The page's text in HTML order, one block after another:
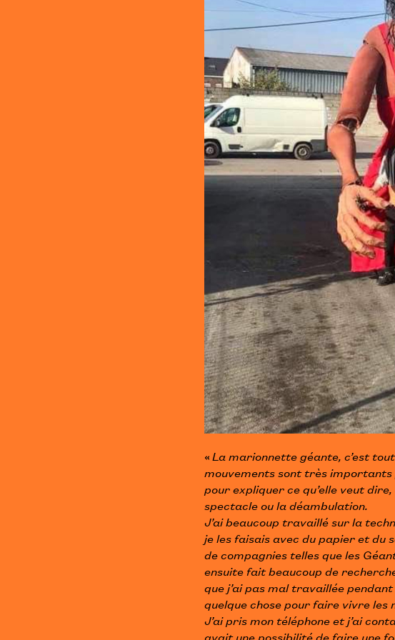
«La marionnette géante, c’est
mouvements sont très
pour expliquer ce qu’elle veut
spectacle ou la déambulation.
J’ai beaucoup travaillé sur la
je les faisais avec du papier et du
de compagnies telles que les
ensuite fait beaucoup de
que j’ai pas mal travaillée
quelque chose pour faire vivre les
J’ai pris mon téléphone et j’ai
avait une possibilité de faire une